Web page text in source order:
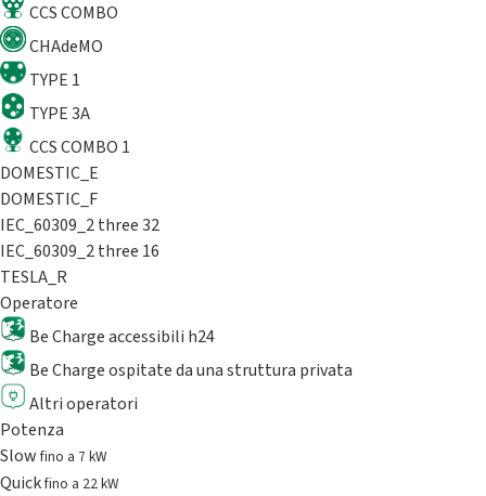
CCS COMBO
CHAdeMO
TYPE 1
TYPE 3A
CCS COMBO 1
DOMESTIC_E
DOMESTIC_F
IEC_60309_2 three 32
IEC_60309_2 three 16
TESLA_R
Operatore
Be Charge accessibili h24
Be Charge ospitate da una struttura privata
Altri operatori
Potenza
Slowfino a 7 kW
Quickfino a 22 kW